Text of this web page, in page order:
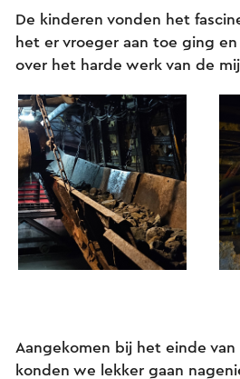
De kinderen vonden het
het er vroeger aan toe ging en
over het harde werk van de
Aangekomen bij het einde
konden we lekker gaan